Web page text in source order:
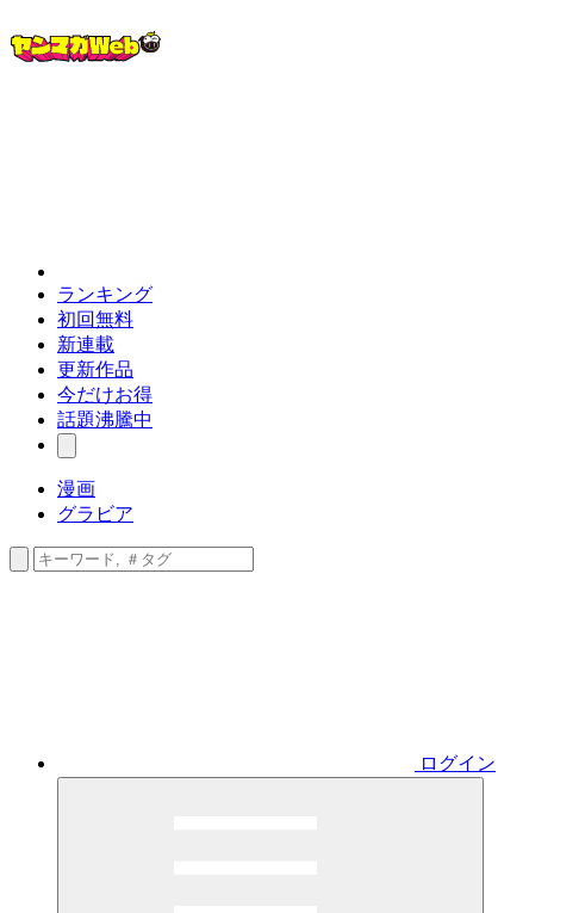
ランキング
初回無料
新連載
更新作品
今だけお得
話題沸騰中
漫画
グラビア
ログイン